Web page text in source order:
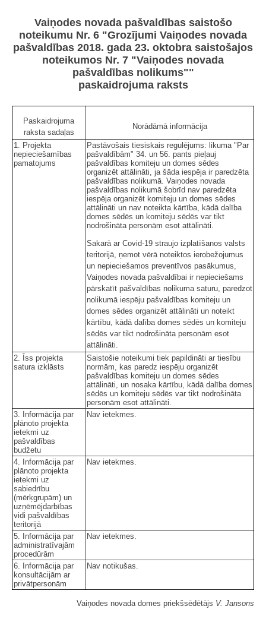
Vaiņodes novada pašvaldības saistošo
noteikumu Nr. 6 "Grozījumi Vaiņodes novada
pašvaldības 2018. gada 23. oktobra saistošajos
noteikumos Nr. 7 "Vaiņodes novada
pašvaldības nolikums""
paskaidrojuma raksts
Paskaidrojuma
raksta sadaļas
Norādāmā informācija
1. Projekta
nepieciešamības
pamatojums
Pastāvošais tiesiskais regulējums: likuma "Par
pašvaldībām" 34. un 56. pants pieļauj
pašvaldības komiteju un domes sēdes
organizēt attālināti, ja šāda iespēja ir paredzēta
pašvaldības nolikumā. Vaiņodes novada
pašvaldības nolikumā šobrīd nav paredzēta
iespēja organizēt komiteju un domes sēdes
attālināti un nav noteikta kārtība, kādā dalība
domes sēdēs un komiteju sēdēs var tikt
nodrošināta personām esot attālināti.
Sakarā ar Covid-19 straujo izplatīšanos valsts
teritorijā, ņemot vērā noteiktos ierobežojumus
un nepieciešamos preventīvos pasākumus,
Vaiņodes novada pašvaldībai ir nepieciešams
pārskatīt pašvaldības nolikuma saturu, paredzot
nolikumā iespēju pašvaldības komiteju un
domes sēdes organizēt attālināti un noteikt
kārtību, kādā dalība domes sēdēs un komiteju
sēdēs var tikt nodrošināta personām esot
attālināti.
2. Īss projekta
satura izklāsts
Saistošie noteikumi tiek papildināti ar tiesību
normām, kas paredz iespēju organizēt
pašvaldības komiteju un domes sēdes
attālināti, un nosaka kārtību, kādā dalība domes
sēdēs un komiteju sēdēs var tikt nodrošināta
personām esot attālināti.
3. Informācija par
plānoto projekta
ietekmi uz
pašvaldības
budžetu
Nav ietekmes.
4. Informācija par
plānoto projekta
ietekmi uz
sabiedrību
(mērķgrupām) un
uzņēmējdarbības
vidi pašvaldības
teritorijā
Nav ietekmes.
5. Informācija par
administratīvajām
procedūrām
Nav ietekmes.
6. Informācija par
konsultācijām ar
privātpersonām
Nav notikušas.
Vaiņodes novada domes priekšsēdētājs V. Jansons